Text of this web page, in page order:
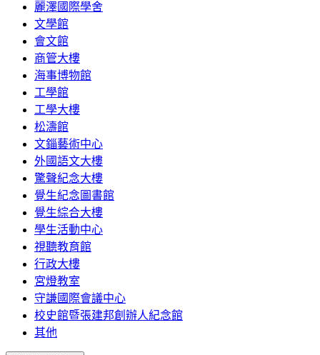
麗澤國際學舍
文學館
會文館
商管大樓
海事博物館
工學館
工學大樓
松濤館
文錙藝術中心
外國語文大樓
驚聲紀念大樓
覺生紀念圖書館
覺生綜合大樓
學生活動中心
視聽教育館
行政大樓
宮燈教室
守謙國際會議中心
校史館暨張建邦創辦人紀念館
其他